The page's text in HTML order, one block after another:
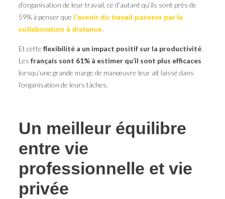
d’organisation de leur travail, ce d’autant qu’ils sont près de
59% à penser que l’avenir du travail passera par la
collaboration à distance.
Et cette flexibilité a un impact positif sur la productivité.
Les français sont 61% à estimer qu’il sont plus efficaces
lorsqu’une grande marge de manœuvre leur ait laissé dans
l’organisation de leurs tâches.
Un meilleur équilibre
entre vie
professionnelle et vie
privée